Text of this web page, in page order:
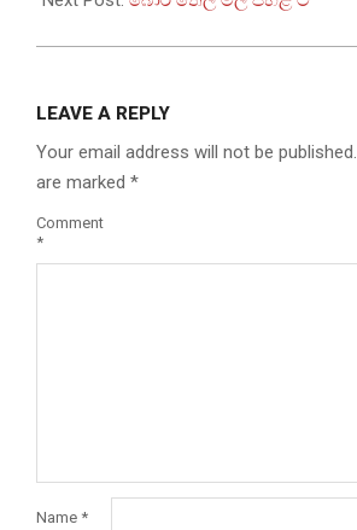
LEAVE A REPLY
Your email address will not be published.
are marked *
Comment
*
Name *